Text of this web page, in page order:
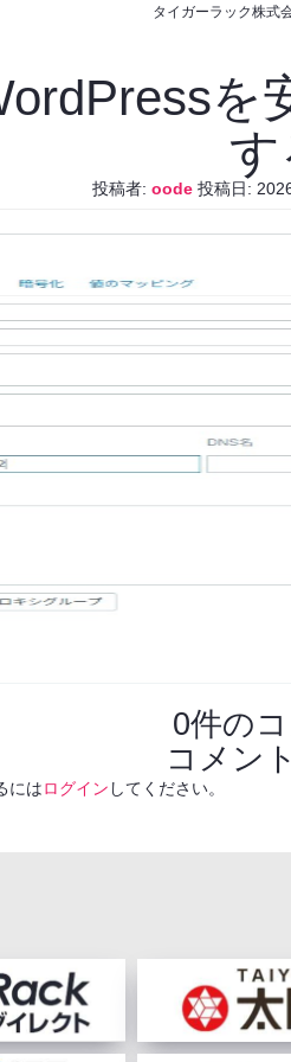
タイガーラック株
を
す
投稿者: oode投稿日:
0件の
コメン
にはログイン してください。